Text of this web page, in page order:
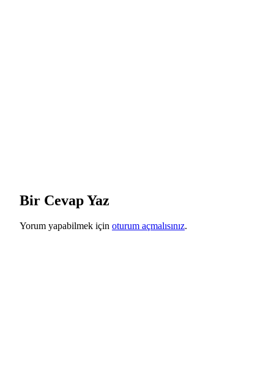
Bir Cevap Yaz
Yorum yapabilmek için oturum açmalısınız.